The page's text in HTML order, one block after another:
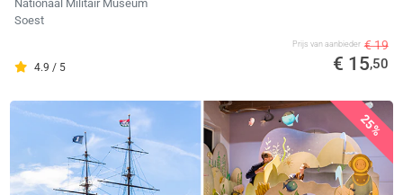
Nationaal Militair Museum
Soest
4.9 / 5
Prijs van aanbieder € 19
€ 15,50
25%